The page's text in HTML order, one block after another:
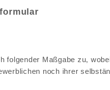
folgender Maßgabe zu,
noch ihrer